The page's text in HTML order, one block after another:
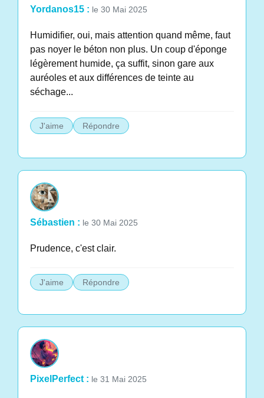
Yordanos15 : le 30 Mai 2025
Humidifier, oui, mais attention quand même, faut
pas noyer le béton non plus. Un coup d'éponge
légèrement humide, ça suffit, sinon gare aux
auréoles et aux différences de teinte au
séchage...
J'aime Répondre
Sébastien : le 30 Mai 2025
Prudence, c'est clair.
J'aime Répondre
PixelPerfect : le 31 Mai 2025